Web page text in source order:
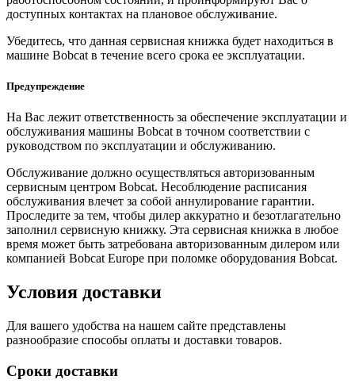
доступных контактах на плановое обслуживание.
Убедитесь, что данная сервисная книжка будет находиться в
машине Bobcat в течение всего срока ее эксплуатации.
Предупреждение
На Вас лежит ответственность за обеспечение эксплуатации и
обслуживания машины Bobcat в точном соответствии с
руководством по эксплуатации и обслуживанию.
Обслуживание должно осуществляться авторизованным
сервисным центром Bobcat. Несоблюдение расписания
обслуживания влечет за собой аннулирование гарантии.
Проследите за тем, чтобы дилер аккуратно и безотлагательно
заполнил сервисную книжку. Эта сервисная книжка в любое
время может быть затребована авторизованным дилером или
компанией Bobcat Europe при поломке оборудования Bobcat.
Условия доставки
Для вашего удобства на нашем сайте представлены
разнообразие способы оплаты и доставки товаров.
Сроки доставки